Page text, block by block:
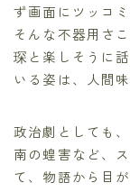
ず画面にツッコ
そんな不器用さ
琛と楽しそうに
いる姿は、人間
政治劇としても
南の蝗害など、
て、物語から目